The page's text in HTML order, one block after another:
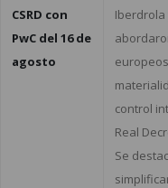
CSRD con
PwC del 16 de
agosto
Iberdrola
control
Real
Se